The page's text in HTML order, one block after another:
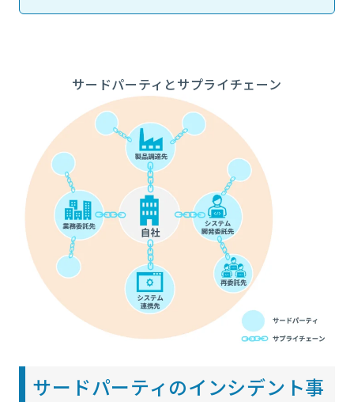
サードパーティとサプライチェーン
サードパーティのインシデント事